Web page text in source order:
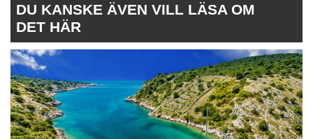
DU KANSKE ÄVEN VILL LÄSA OM
DET HÄR